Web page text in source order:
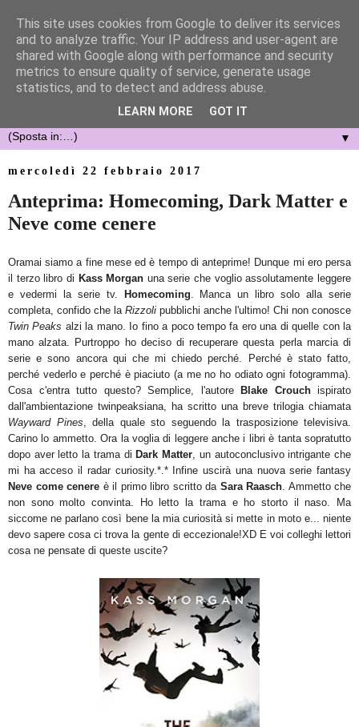
▼
mercoledì 22 febbraio 2017
Anteprima: Homecoming, Dark Matter e
Neve come cenere
Oramai siamo a fine mese ed è tempo di anteprime! Dunque mi ero persa
il terzo libro di Kass Morgan una serie che voglio assolutamente leggere
e vedermi la serie tv. Homecoming . Manca un libro solo alla serie
completa, confido che la Rizzoli pubblichi anche l'ultimo! Chi non conosce
Twin Peaks alzi la mano. Io fino a poco tempo fa ero una di quelle con la
mano alzata. Purtroppo ho deciso di recuperare questa perla marcia di
serie e sono ancora qui che mi chiedo perché. Perché è stato fatto,
perché vederlo e perché è piaciuto (a me no ho odiato ogni fotogramma).
Cosa c'entra tutto questo? Semplice, l'autore Blake Crouchispirato
dall'ambientazione twinpeaksiana, ha scritto una breve trilogia chiamata
Wayward Pines , della quale sto seguendo la trasposizione televisiva.
Carino lo ammetto. Ora la voglia di leggere anche i libri è tanta sopratutto
dopo aver letto la trama diDark Matter , un autoconclusivo intrigante che
mi ha acceso il radar curiosity.*.* Infine uscirà una nuova serie fantasy
Neve come cenere è il primo libro scritto da Sara Raasch . Ammetto che
non sono molto convinta. Ho letto la trama e ho storto il naso. Ma
siccome ne parlano così bene la mia curiosità si mette in moto e... niente
devo sapere cosa ci trova la gente di eccezionale!XD E voi colleghi lettori
cosa ne pensate di queste uscite?
This site uses cookies from Google to deliver its services
and to analyze traffic. Your IP address and user-agent are
shared with Google along with performance and security
metrics to ensure quality of service, generate usage
statistics, and to detect and address abuse.
LEARN MORE GOT IT